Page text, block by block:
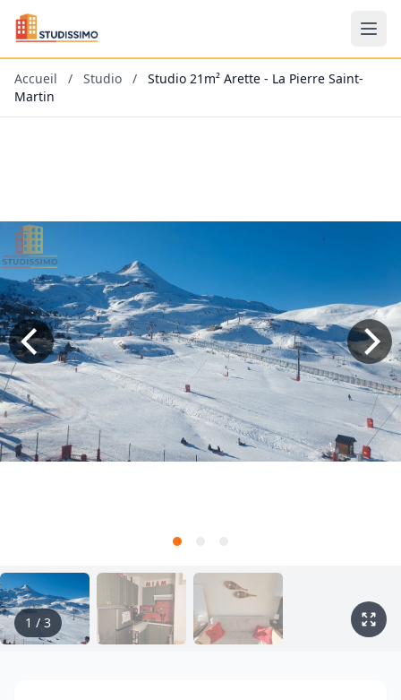
Accueil / Studio /
Studio 21m² Arette - La Pierre Saint-
Martin
1 /3